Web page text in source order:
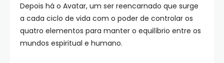
Depois há o Avatar, um ser reencarnado que surge
a cada ciclo de vida com o poder de controlar os
quatro elementos para manter o equilíbrio entre os
mundos espiritual e humano.